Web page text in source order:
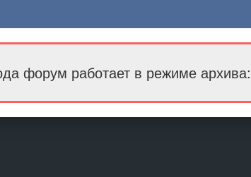
форум работает в режиме